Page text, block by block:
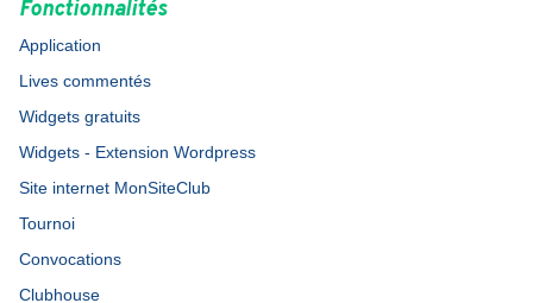
Fonctionnalités
Application
Lives commentés
Widgets gratuits
Widgets - Extension Wordpress
Site internet MonSiteClub
Tournoi
Convocations
Clubhouse